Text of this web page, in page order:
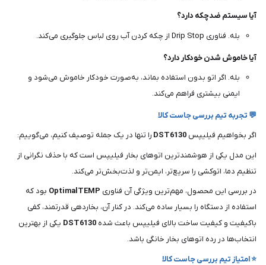
آیا سیستم ضدچکه دارد؟
بله. فناوری Drip Stop از چکه کردن آب روی لباس جلوگیری می‌کند.
آیا خاموش شدن خودکار دارد؟
بله. اگر اتو بدون استفاده بماند، به‌صورت خودکار خاموش می‌شود و
ایمنی بیشتری فراهم می‌کند.
💬 تجربه تیم بررسی جاست کالا
اگر بخواهیم فیلیپس DST6130 را تنها در یک جمله توصیف کنیم، می‌گوییم:
این مدل یکی از هوشمندترین اتوهای بخار فیلیپس است که با حذف نگرانی از
تنظیم دما، اتوکشی را سریع‌تر، ایمن‌تر و لذت‌بخش‌تر می‌کند.
در بررسی این محصول، مهم‌ترین ویژگی آن فناوری OptimalTEMP بود که
استفاده از دستگاه را بسیار ساده می‌کند. در کنار آن، بخاردهی قدرتمند، کفی
باکیفیت و کیفیت ساخت بالای فیلیپس باعث شده DST6130 یکی از بهترین
انتخاب‌ها در رده اتوهای بخار خانگی باشد.
⭐ امتیاز تیم بررسی جاست کالا